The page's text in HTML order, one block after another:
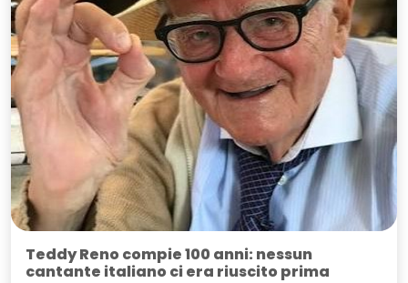
Teddy Reno compie 100 anni: nessun
cantante italiano ci era riuscito prima